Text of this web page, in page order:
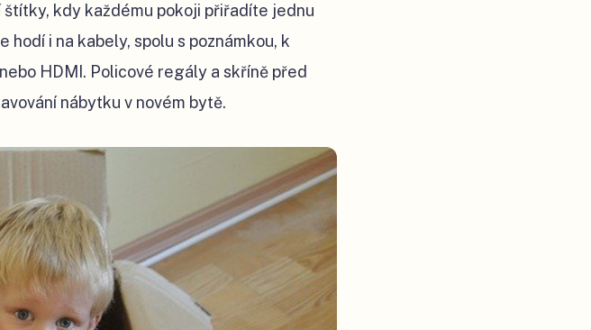
kdy každému pokoji přiřadíte jednu
i na kabely, spolu s poznámkou, k
HDMI. Policové regály a skříně před
nábytku v novém bytě.